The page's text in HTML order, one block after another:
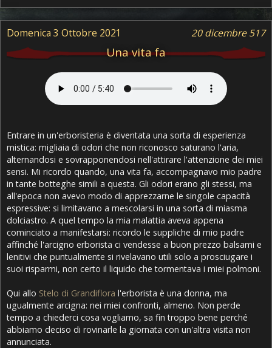
20 dicembre 517
Domenica 3 Ottobre 2021
Una vita fa
Entrare in un'erboristeria è diventata una sorta di esperienza
mistica: migliaia di odori che non riconosco saturano l'aria,
alternandosi e sovrapponendosi nell'attirare l'attenzione dei miei
sensi. Mi ricordo quando, una vita fa, accompagnavo mio padre
in tante botteghe simili a questa. Gli odori erano gli stessi, ma
all'epoca non avevo modo di apprezzarne le singole capacità
espressive: si limitavano a mescolarsi in una sorta di miasma
dolciastro. A quel tempo la mia malattia aveva appena
cominciato a manifestarsi: ricordo le suppliche di mio padre
affinché l'arcigno erborista ci vendesse a buon prezzo balsami e
lenitivi che puntualmente si rivelavano utili solo a prosciugare i
suoi risparmi, non certo il liquido che tormentava i miei polmoni.
Qui allo Stelo di Grandiflora l'erborista è una donna, ma
ugualmente arcigna: nei miei confronti, almeno. Non perde
tempo a chiederci cosa vogliamo, sa fin troppo bene perché
abbiamo deciso di rovinarle la giornata con un'altra visita non
annunciata.